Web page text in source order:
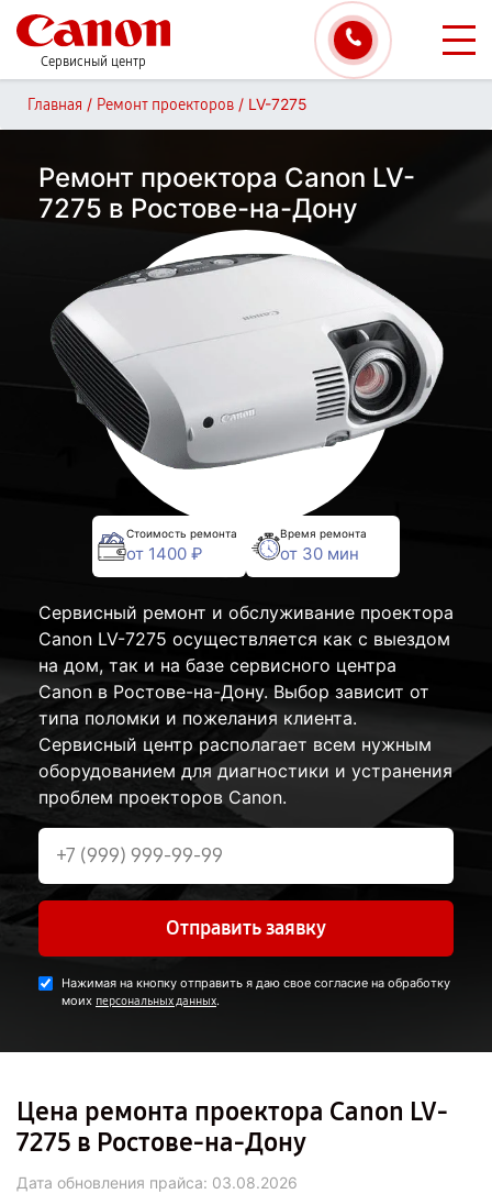
Сервисный центр
Главная / Ремонт проекторов / LV-7275
Ремонт проектора Canon LV-
7275 в Ростове-на-Дону
Стоимость ремонта
от 1400 ₽
Время ремонта
от 30 мин
Сервисный ремонт и обслуживание проектора
Canon LV-7275 осуществляется как с выездом
на дом, так и на базе сервисного центра
Canon в Ростове-на-Дону. Выбор зависит от
типа поломки и пожелания клиента.
Сервисный центр располагает всем нужным
оборудованием для диагностики и устранения
проблем проекторов Canon.
Отправить заявку
Нажимая на кнопку отправить я даю свое согласие на обработку
моих персональных данных.
Цена ремонта проектора Canon LV-
7275 в Ростове-на-Дону
Дата обновления прайса: 03.08.2026